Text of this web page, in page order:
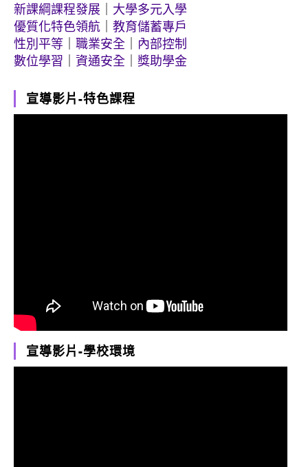
新課綱課程發展
大學多元入學
優質化特色領航
教育儲蓄專戶
性別平等
職業安全
內部控制
數位學習
資通安全 獎助學金
宣導影片-特色課程
宣導影片-學校環境